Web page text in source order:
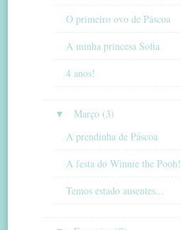
O primeiro ovo de Páscoa
A minha princesa Sofia
4 anos!
▼
Março (3)
A prendinha de Páscoa
A festa do Winnie the Pooh!
Temos estado ausentes...